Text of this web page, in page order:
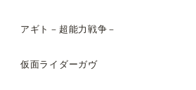
アギト－超能力戦争－
仮面ライダーガヴ